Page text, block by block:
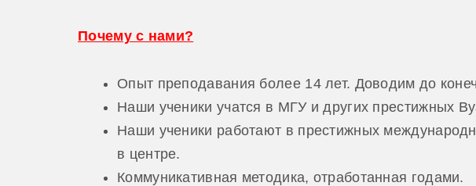
Почему с нами?
Опыт преподавания более 14 лет. Доводим до
Наши ученики учатся в МГУ и других престижных
Наши ученики работают в престижных
в центре.
Коммуникативная методика, отработанная годами.